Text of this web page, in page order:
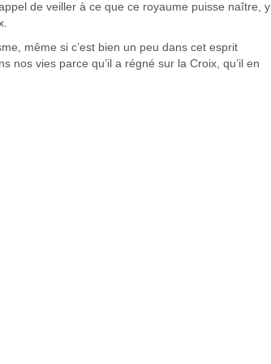
de veiller à ce que ce royaume puisse naître, y
même si c’est bien un peu dans cet esprit
nos vies parce qu’il a régné sur la Croix, qu’il en